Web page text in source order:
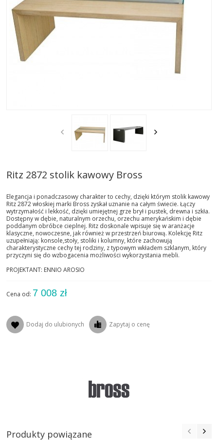
AKTUALNOSCI
STREFA-PROJEKTANTA
REALIZACJE
Ritz 2872 stolik kawowy Bross
Elegancja i ponadczasowy charakter to cechy, dzięki którym stolik kawowy
Ritz 2872 włoskiej marki Bross zyskał uznanie na całym świecie. Łączy
wytrzymałość i lekkość, dzięki umiejętnej grze brył i pustek, drewna i szkła.
Dostępny w dębie, naturalnym orzechu, orzechu amerykańskim i dębie
poddanym obróbce cieplnej. Ritz doskonale wpisuje się w aranżacje
klasyczne, nowoczesne, jak również w przestrzeń biurową. Kolekcję Ritz
uzupełniają: konsole,stoły, stoliki i kolumny, które zachowują
charakterystyczne cechy tej rodziny, z typowym wkładem szklanym, który
przyczyni się do wzbogacenia możliwości wykorzystania mebli.
PROJEKTANT: ENNIO AROSIO
Cena od: 7 008 zł
Dodaj do ulubionych Zapytaj o cenę
Produkty powiązane